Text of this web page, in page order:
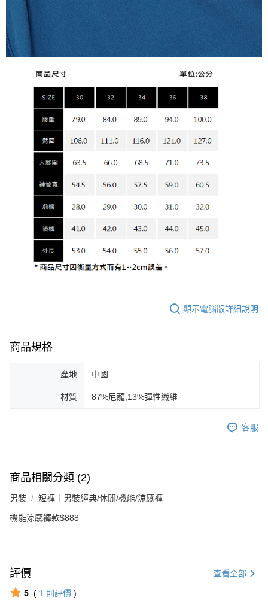
顯示電腦版詳細說明
商品規格
產地 中國
材質 87%尼龍,13%彈性纖維
客服
商品相關分類 (2)
男裝 短褲｜男裝經典/休閒/機能/涼感褲
機能涼感褲款$888
評價 查看全部
5 ( 1 則評價 )